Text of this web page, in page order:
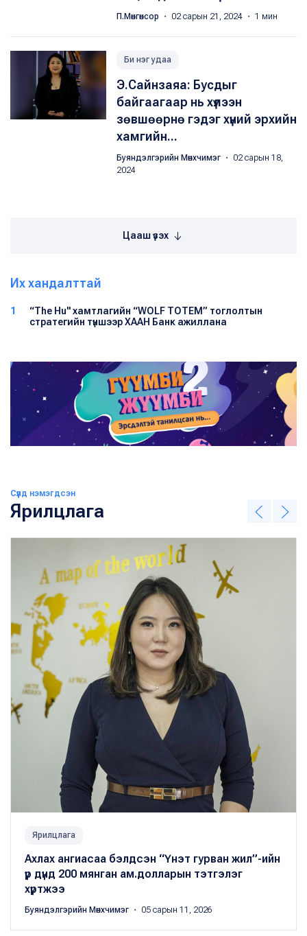
П.Мөнгөнсор ・ 02 сарын 21, 2024 ・ 1 мин
Би нэг удаа
Э.Сайнзаяа: Бусдыг
байгаагаар нь хүлээн
зөвшөөрнө гэдэг хүний эрхийн
хамгийн...
Буяндэлгэрийн Мөнхчимэг ・ 02 сарын 18,
2024
Цааш үзэх
Их хандалттай
1
“The Hu" хамтлагийн “WOLF TOTEM” тоглолтын
стратегийн түншээр ХААН Банк ажиллана
Сүүлд нэмэгдсэн
Ярилцлага
Ярилцлага
Ахлах ангиасаа бэлдсэн “Үнэт гурван жил”-ийн
үр дүнд 200 мянган ам.долларын тэтгэлэг
хүртжээ
Буяндэлгэрийн Мөнхчимэг ・ 05 сарын 11, 2026